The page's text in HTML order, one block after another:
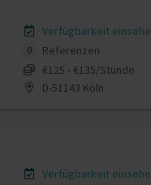
Verfügbarkeit
0
Referenzen
€125 - €135/Stunde
D-51143 Köln
Verfügbarkeit